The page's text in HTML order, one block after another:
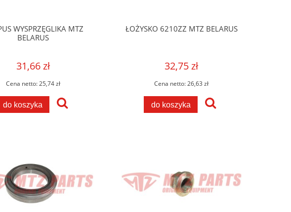
WYSPRZĘGLIKA MTZ
BELARUS
31,66 zł
Cena netto:25,74 zł
do koszyka
ŁOŻYSKO 6210ZZ MTZ BELARUS
32,75 zł
Cena netto:26,63 zł
do koszyka